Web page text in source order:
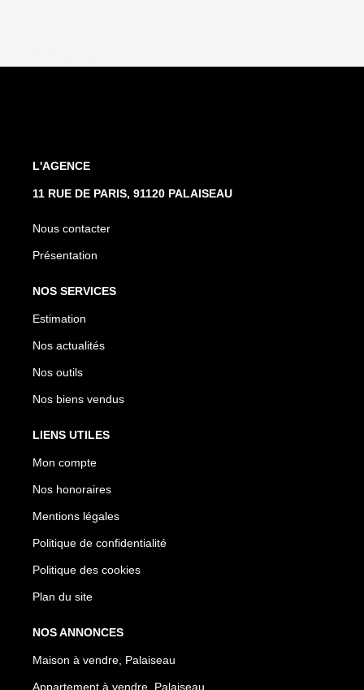
L'AGENCE
11 RUE DE PARIS, 91120 PALAISEAU
Nous contacter
Présentation
NOS SERVICES
Estimation
Nos actualités
Nos outils
Nos biens vendus
LIENS UTILES
Mon compte
Nos honoraires
Mentions légales
Politique de confidentialité
Politique des cookies
Plan du site
NOS ANNONCES
Maison à vendre, Palaiseau
Appartement à vendre, Palaiseau